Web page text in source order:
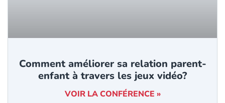
Comment améliorer sa relation parent-
enfant à travers les jeux vidéo?
VOIR LA CONFÉRENCE »